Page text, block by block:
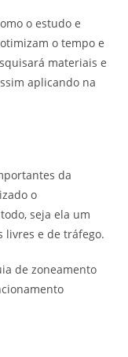
o estudo e
o tempo e
materiais e
aplicando na
da
o
seja ela um
livres e de tráfego.
de zoneamento